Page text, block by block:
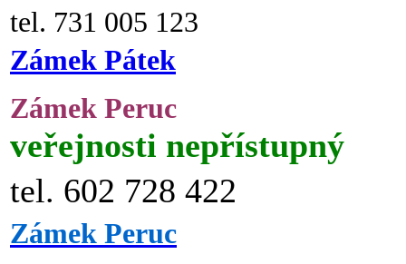
tel. 731 005 123
Zámek Pátek
Zámek Peruc
veřejnosti nepřístupný
tel. 602 728 422
Zámek Peruc